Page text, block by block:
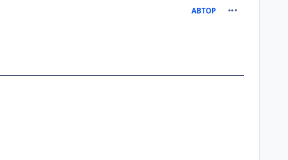
АВТОР